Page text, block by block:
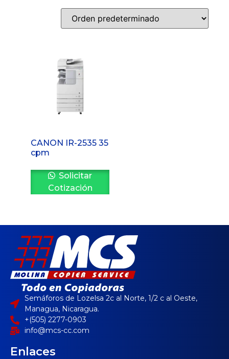
CANON IR-2535 35
cpm
Solicitar
Cotización
Semáforos de Lozelsa 2c al Norte, 1/2 c al Oeste,
Managua, Nicaragua.
+(505) 2277-0903
info@mcs-cc.com
Enlaces